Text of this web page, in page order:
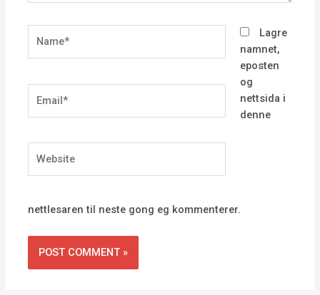
Lagre
namnet,
eposten
og
nettsida i
denne
nettlesaren til neste gong eg kommenterer.